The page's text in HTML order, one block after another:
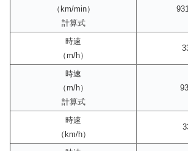
（km/min）
計算式
時速
（m/h）
時速
（m/h）
計算式
時速
（km/h）